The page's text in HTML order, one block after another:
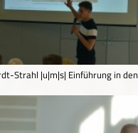
Strahl |u|m|s| Einführung in